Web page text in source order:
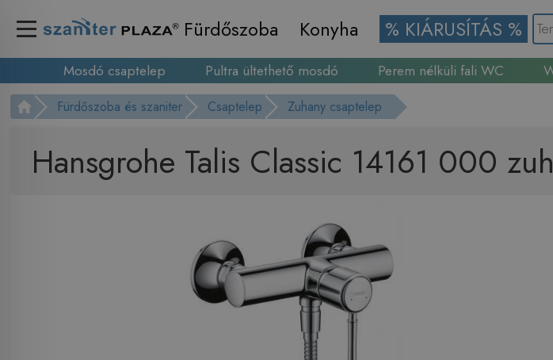
Fürdőszoba Konyha % KIÁRUSÍTÁS %
Mosdó csaptelep Pultra ültethető mosdó Perem nélküli fali WC
Fürdőszoba és szaniter Csaptelep Zuhany csaptelep
Hansgrohe Talis Classic 14161 000